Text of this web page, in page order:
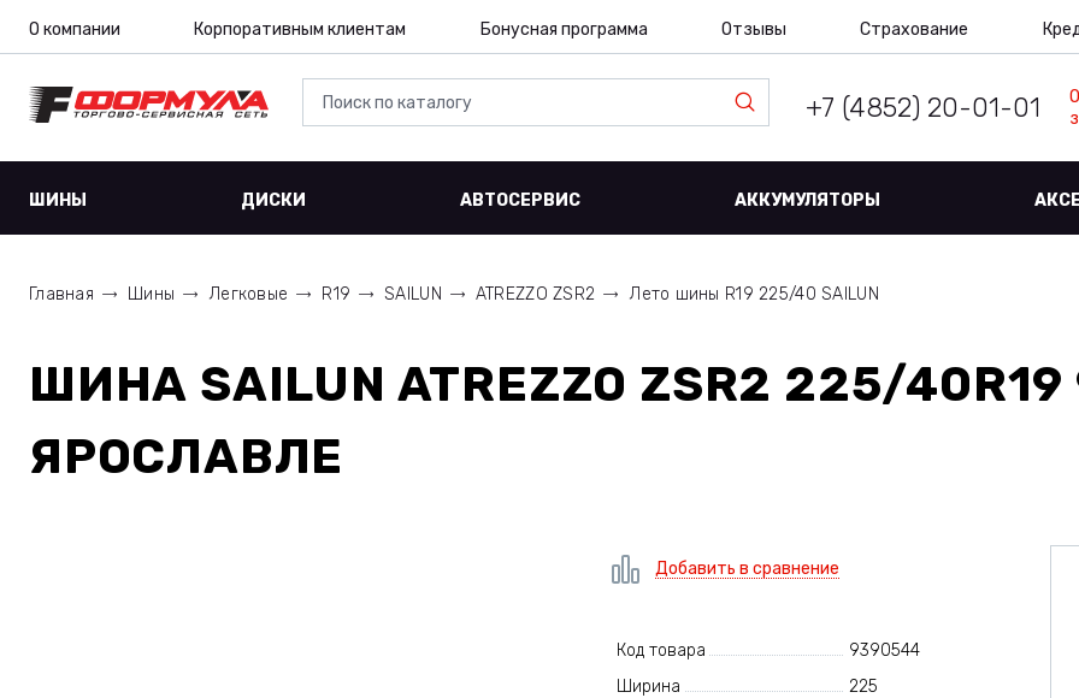
О компании Корпоративным клиентам Бонусная программа Отзывы Страхование
+7 (4852) 20-01-01
ШИНЫ ДИСКИ АВТОСЕРВИС АККУМУЛЯТОРЫ
Главная Шины Легковые R19 SAILUN ATREZZO ZSR2 Лето шины R19 225/40 SAILUN
ШИНА SAILUN ATREZZO ZSR2 225/40R19
ЯРОСЛАВЛЕ
Добавить в сравнение
Код товара
9390544
Ширина
225